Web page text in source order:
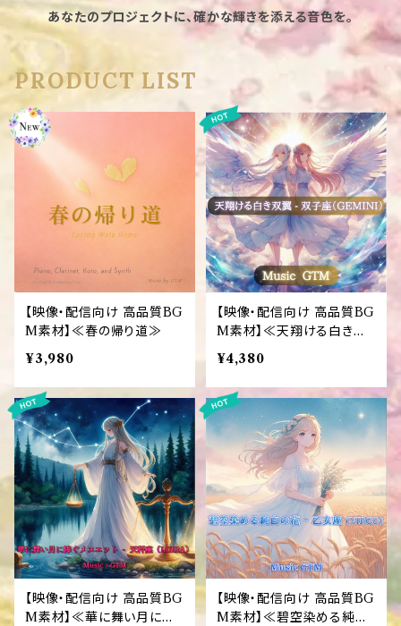
あなたのプロジェクトに、確かな輝きを添える音色を。
PRODUCT LIST
【映像・配信向け 高品質BG
M素材】≪春の帰り道≫
¥3,980
【映像・配信向け 高品質BG
M素材】≪天翔ける白き双
翼 - 双子座（GEMINI）≫
¥4,380
【映像・配信向け 高品質BG
M素材】≪華に舞い月に捧
【映像・配信向け 高品質BG
M素材】≪碧空染める純白